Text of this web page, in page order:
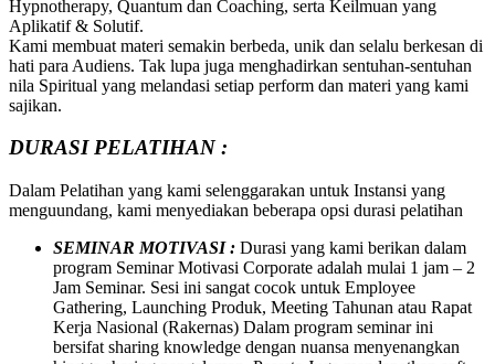
Hypnotherapy, Quantum dan Coaching, serta Keilmuan yang
Aplikatif & Solutif.
Kami membuat materi semakin berbeda, unik dan selalu berkesan di
hati para Audiens. Tak lupa juga menghadirkan sentuhan-sentuhan
nila Spiritual yang melandasi setiap perform dan materi yang kami
sajikan.
DURASI PELATIHAN :
Dalam Pelatihan yang kami selenggarakan untuk Instansi yang
menguundang, kami menyediakan beberapa opsi durasi pelatihan
SEMINAR MOTIVASI : Durasi yang kami berikan dalam
program Seminar Motivasi Corporate adalah mulai 1 jam – 2
Jam Seminar. Sesi ini sangat cocok untuk Employee
Gathering, Launching Produk, Meeting Tahunan atau Rapat
Kerja Nasional (Rakernas) Dalam program seminar ini
bersifat sharing knowledge dengan nuansa menyenangkan